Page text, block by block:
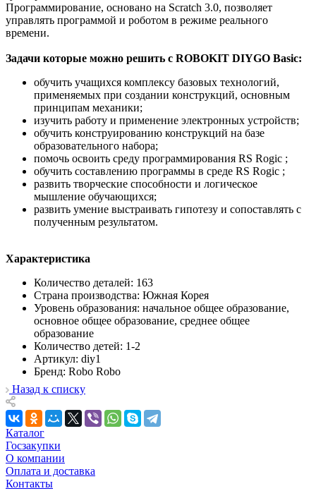
Программирование, основано на Scratch 3.0, позволяет
управлять программой и роботом в режиме реального
времени.
Задачи которые можно решить с ROBOKIT DIYGO Basic:
обучить учащихся комплексу базовых технологий,
применяемых при создании конструкций, основным
принципам механики;
изучить работу и применение электронных устройств;
обучить конструированию конструкций на базе
образовательного набора;
помочь освоить среду программирования RS Rogic ;
обучить составлению программы в среде RS Rogic ;
развить творческие способности и логическое
мышление обучающихся;
развить умение выстраивать гипотезу и сопоставлять с
полученным результатом.
Характеристика
Количество деталей: 163
Страна производства: Южная Корея
Уровень образования: начальное общее образование,
основное общее образование, среднее общее
образование
Количество детей: 1-2
Артикул: diy1
Бренд: Robo Robo
Назад к списку
Каталог
Госзакупки
О компании
Оплата и доставка
Контакты